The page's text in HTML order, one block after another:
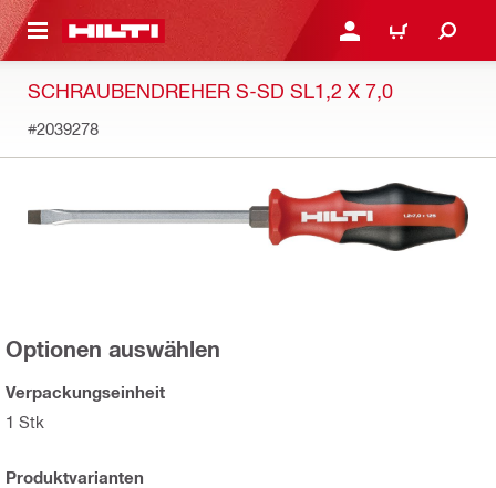
ANMELDEN ODER
WARENKORB
SCHRAUBENDREHER S-SD SL1,2 X 7,0
#2039278
Optionen auswählen
Verpackungseinheit
1 Stk
Produktvarianten